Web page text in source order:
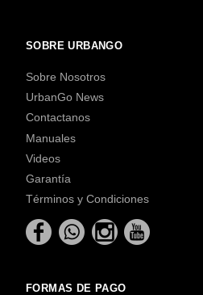
SOBRE URBANGO
Sobre Nosotros
UrbanGo News
Contactanos
Manuales
Videos
Garantía
Términos y Condiciones
FORMAS DE PAGO